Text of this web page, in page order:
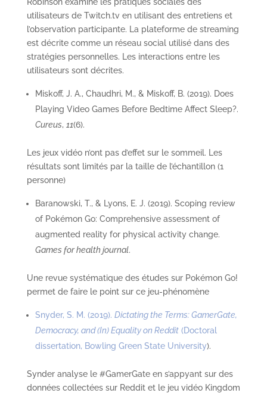
utilisateurs de Twitch.tv en utilisant des entretiens et
l’observation participante. La plateforme de streaming
est décrite comme un réseau social utilisé dans des
stratégies personnelles. Les interactions entre les
utilisateurs sont décrites.
Miskoff, J. A., Chaudhri, M., & Miskoff, B. (2019). Does
Playing Video Games Before Bedtime Affect Sleep?.
Cureus, 11(6).
Les jeux vidéo n’ont pas d’effet sur le sommeil. Les
résultats sont limités par la taille de l’échantillon (1
personne)
Baranowski, T., & Lyons, E. J. (2019). Scoping review
of Pokémon Go: Comprehensive assessment of
augmented reality for physical activity change.
Games for health journal.
Une revue systématique des études sur Pokémon Go!
permet de faire le point sur ce jeu-phénomène
Snyder, S. M. (2019). Dictating the Terms: GamerGate,
Democracy, and (In) Equality on Reddit(Doctoral
dissertation, Bowling Green State University).
Synder analyse le #GamerGate en s’appyant sur des
données collectées sur Reddit et le jeu vidéo Kingdom